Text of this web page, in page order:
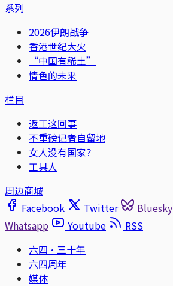
系列
2026伊朗战争
香港世纪大火
“中国有稀土”
情色的未来
栏目
返工这回事
不重磅记者自留地
女人没有国家？
工具人
周边商城
Facebook
Twitter Bluesky
Whatsapp
Youtube
RSS
六四·三十年
六四周年
媒体